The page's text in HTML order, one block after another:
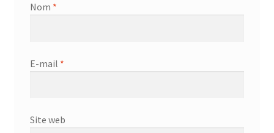
Nom *
E-mail *
Site web